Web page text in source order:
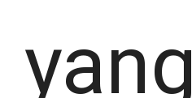
yang